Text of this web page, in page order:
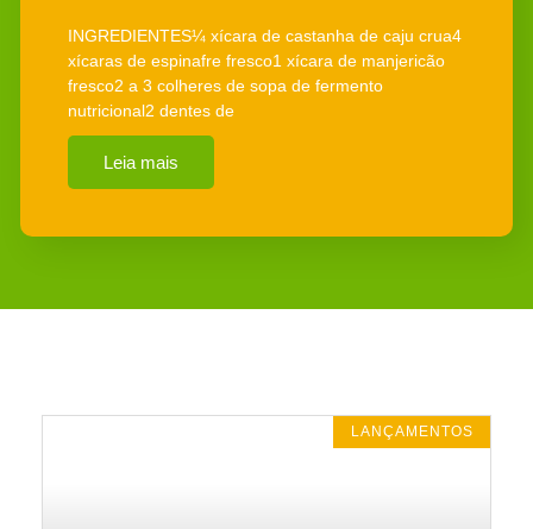
INGREDIENTES¼ xícara de castanha de caju crua4
xícaras de espinafre fresco1 xícara de manjericão
fresco2 a 3 colheres de sopa de fermento
nutricional2 dentes de
Leia mais
LANÇAMENTOS